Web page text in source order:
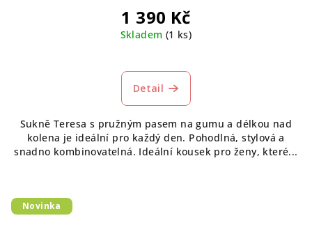
1 390 Kč
Skladem (1 ks)
Detail
Sukně Teresa s pružným pasem na gumu a délkou nad
kolena je ideální pro každý den. Pohodlná, stylová a
snadno kombinovatelná. Ideální kousek pro ženy, které...
Novinka